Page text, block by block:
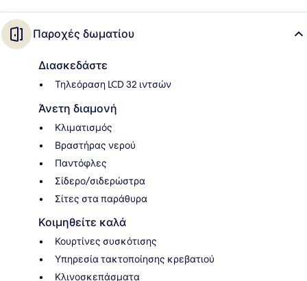
Παροχές δωματίου
Διασκεδάστε
Τηλεόραση LCD 32 ιντσών
Άνετη διαμονή
Κλιματισμός
Βραστήρας νερού
Παντόφλες
Σίδερο/σιδερώστρα
Σίτες στα παράθυρα
Κοιμηθείτε καλά
Κουρτίνες συσκότισης
Υπηρεσία τακτοποίησης κρεβατιού
Κλινοσκεπάσματα